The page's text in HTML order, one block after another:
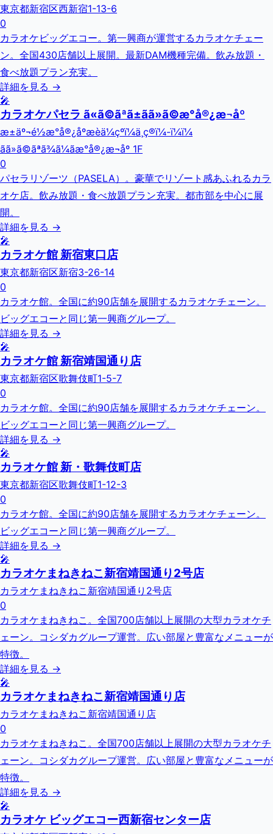
東京都新宿区西新宿1-13-6
0
カラオケビッグエコー。第一興商が運営するカラオケチェー
ン。全国430店舗以上展開。最新DAM機種完備。飲み放題・
食べ放題プラン充実。
詳細を見る →
🎤
カラオケパセラ ã«ã©ãªã±ãã»ã©æ°å®¿æ¬åº
æ±äº¬é½æ°å®¿åºæ­èä¼çºï¼ä¸ç®ï¼-ï¼ï¼
ãã»ã©ãªã¾ã¼ãæ°å®¿æ¬åº 1F
0
パセラリゾーツ（PASELA）。豪華でリゾート感あふれるカラ
オケ店。飲み放題・食べ放題プラン充実。都市部を中心に展
開。
詳細を見る →
🎤
カラオケ館 新宿東口店
東京都新宿区新宿3-26-14
0
カラオケ館。全国に約90店舗を展開するカラオケチェーン。
ビッグエコーと同じ第一興商グループ。
詳細を見る →
🎤
カラオケ館 新宿靖国通り店
東京都新宿区歌舞伎町1-5-7
0
カラオケ館。全国に約90店舗を展開するカラオケチェーン。
ビッグエコーと同じ第一興商グループ。
詳細を見る →
🎤
カラオケ館 新・歌舞伎町店
東京都新宿区歌舞伎町1-12-3
0
カラオケ館。全国に約90店舗を展開するカラオケチェーン。
ビッグエコーと同じ第一興商グループ。
詳細を見る →
🎤
カラオケまねきねこ新宿靖国通り2号店
カラオケまねきねこ新宿靖国通り2号店
0
カラオケまねきねこ。全国700店舗以上展開の大型カラオケチ
ェーン。コシダカグループ運営。広い部屋と豊富なメニューが
特徴。
詳細を見る →
🎤
カラオケまねきねこ新宿靖国通り店
カラオケまねきねこ新宿靖国通り店
0
カラオケまねきねこ。全国700店舗以上展開の大型カラオケチ
ェーン。コシダカグループ運営。広い部屋と豊富なメニューが
特徴。
詳細を見る →
🎤
カラオケ ビッグエコー西新宿センター店